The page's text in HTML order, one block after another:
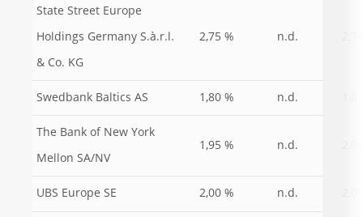
State Street Europe
Holdings Germany S.à.r.l.
& Co. KG
2,75 % n.d.
Swedbank Baltics AS 1,80 % n.d.
The Bank of New York
Mellon SA/NV
1,95 % n.d.
UBS Europe SE 2,00 % n.d.